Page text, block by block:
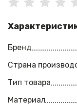
Бренд
Страна
Тип товара
Материал